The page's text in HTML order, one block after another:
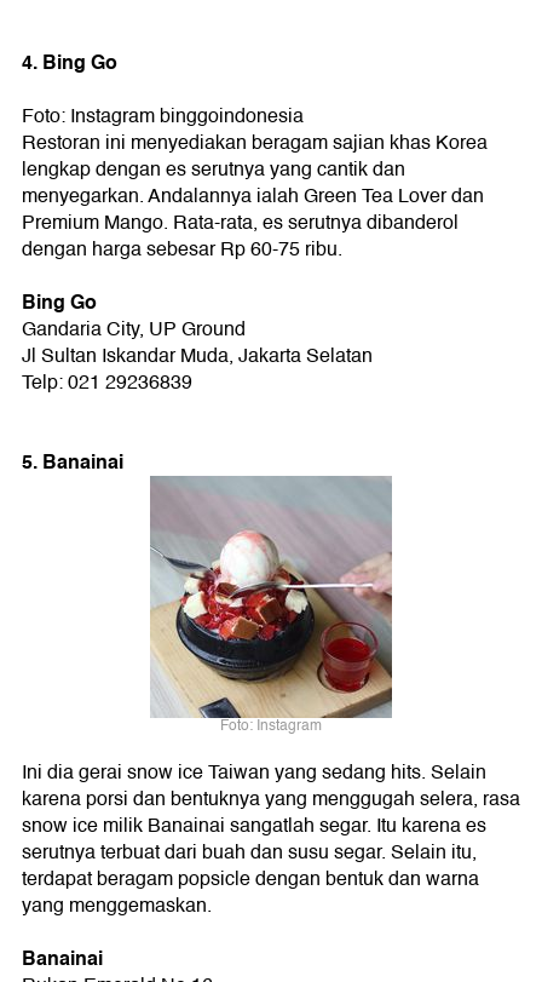
4. Bing Go
Foto: Instagram binggoindonesia
Restoran ini menyediakan beragam sajian khas Korea
lengkap dengan es serutnya yang cantik dan
menyegarkan. Andalannya ialah Green Tea Lover dan
Premium Mango. Rata-rata, es serutnya dibanderol
dengan harga sebesar Rp 60-75 ribu.
Bing Go
Gandaria City, UP Ground
Jl Sultan Iskandar Muda, Jakarta Selatan
Telp: 021 29236839
5. Banainai
Foto: Instagram
Ini dia gerai snow ice Taiwan yang sedang hits. Selain
karena porsi dan bentuknya yang menggugah selera, rasa
snow ice milik Banainai sangatlah segar. Itu karena es
serutnya terbuat dari buah dan susu segar. Selain itu,
terdapat beragam popsicle dengan bentuk dan warna
yang menggemaskan.
Banainai